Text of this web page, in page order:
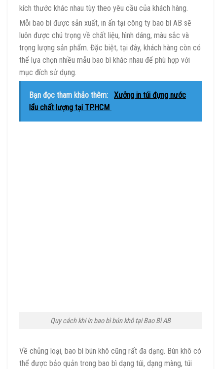
kích thước khác nhau tùy theo yêu cầu của khách hàng.
Mỗi bao bì được sản xuất, in ấn tại công ty bao bì AB sẽ
luôn được chú trọng về chất liệu, hình dáng, màu sắc và
trọng lượng sản phẩm. Đặc biệt, tại đây, khách hàng còn có
thể lựa chọn nhiều mẫu bao bì khác nhau để phù hợp với
mục đích sử dụng.
Bạn đọc tham khảo thêm:
Xưởng in túi đựng nước
lẩu chất lượng tại TP.HCM
Quy cách khi in bao bì bún khô tại Bao Bì AB
Về chủng loại, bao bì bún khô cũng rất đa dạng. Bún khô có
thể được bảo quản trong bao bì dạng túi, dạng màng, túi